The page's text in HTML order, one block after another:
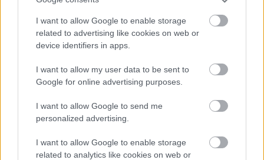
I want to allow Google to enable storage
related to advertising like cookies on web or
device identifiers in apps.
I want to allow my user data to be sent to
Google for online advertising purposes.
I want to allow Google to send me
personalized advertising.
I want to allow Google to enable storage
related to analytics like cookies on web or
Az ukrán jobbik se jobb a miénknél
Fideszes érdekcsoportok harca a
Elindul a kelet-európai börtönprojekt